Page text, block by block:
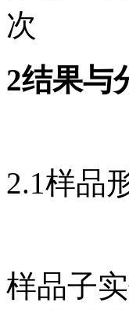
次
2结果与
2.1样品
样品子